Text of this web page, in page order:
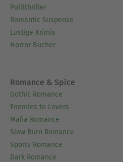
Politthriller
Romantic Suspense
Lustige Krimis
Horror Bücher
Romance & Spice
Gothic Romance
Enemies to Lovers
Mafia Romance
Slow Burn Romance
Sports Romance
Dark Romance